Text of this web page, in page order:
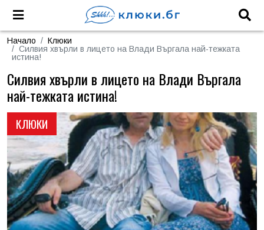
Начало
Клюки
Силвия хвърли в лицето на Влади Въргала най-тежката
истина!
КЛЮКИ
Силвия хвърли в лицето на Влади Въргала
най-тежката истина!